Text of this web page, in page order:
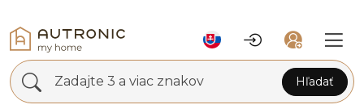
Zadajte 3 a viac znakov Hľadať